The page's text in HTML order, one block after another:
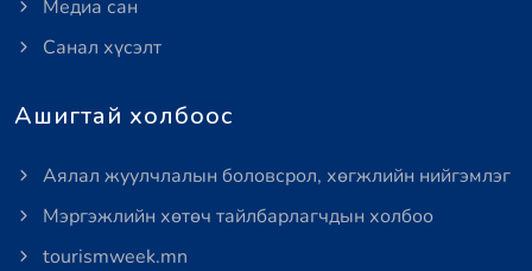
Медиа сан
Санал хүсэлт
Ашигтай холбоос
Аялал жуулчлалын боловсрол, хөгжлийн нийгэмлэг
Мэргэжлийн хөтөч тайлбарлагчдын холбоо
tourismweek.mn